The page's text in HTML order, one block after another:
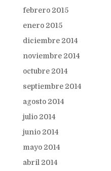
febrero 2015
enero 2015
diciembre 2014
noviembre 2014
octubre 2014
septiembre 2014
agosto 2014
julio 2014
junio 2014
mayo 2014
abril 2014